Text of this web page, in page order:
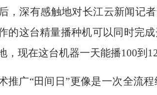
，深有感触地对长江云新闻记
的这台精量播种机可以同时完
，现在这台机器一天能播100到
推广“田间日”更像是一次全流